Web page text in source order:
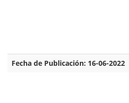
Fecha de Publicación: 16-06-2022